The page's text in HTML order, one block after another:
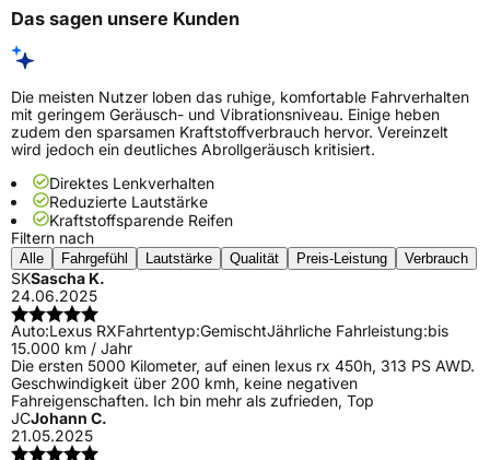
Das sagen unsere Kunden
Die meisten Nutzer loben das ruhige, komfortable Fahrverhalten
mit geringem Geräusch- und Vibrationsniveau. Einige heben
zudem den sparsamen Kraftstoffverbrauch hervor. Vereinzelt
wird jedoch ein deutliches Abrollgeräusch kritisiert.
Direktes Lenkverhalten
Reduzierte Lautstärke
Kraftstoffsparende Reifen
Filtern nach
Alle Fahrgefühl Lautstärke Qualität Preis-Leistung Verbrauch
SKSascha K.
24.06.2025
Auto:Lexus RXFahrtentyp:GemischtJährliche Fahrleistung:bis
15.000 km / Jahr
Die ersten 5000 Kilometer, auf einen lexus rx 450h, 313 PS AWD.
Geschwindigkeit über 200 kmh, keine negativen
Fahreigenschaften. Ich bin mehr als zufrieden, Top
JCJohann C.
21.05.2025